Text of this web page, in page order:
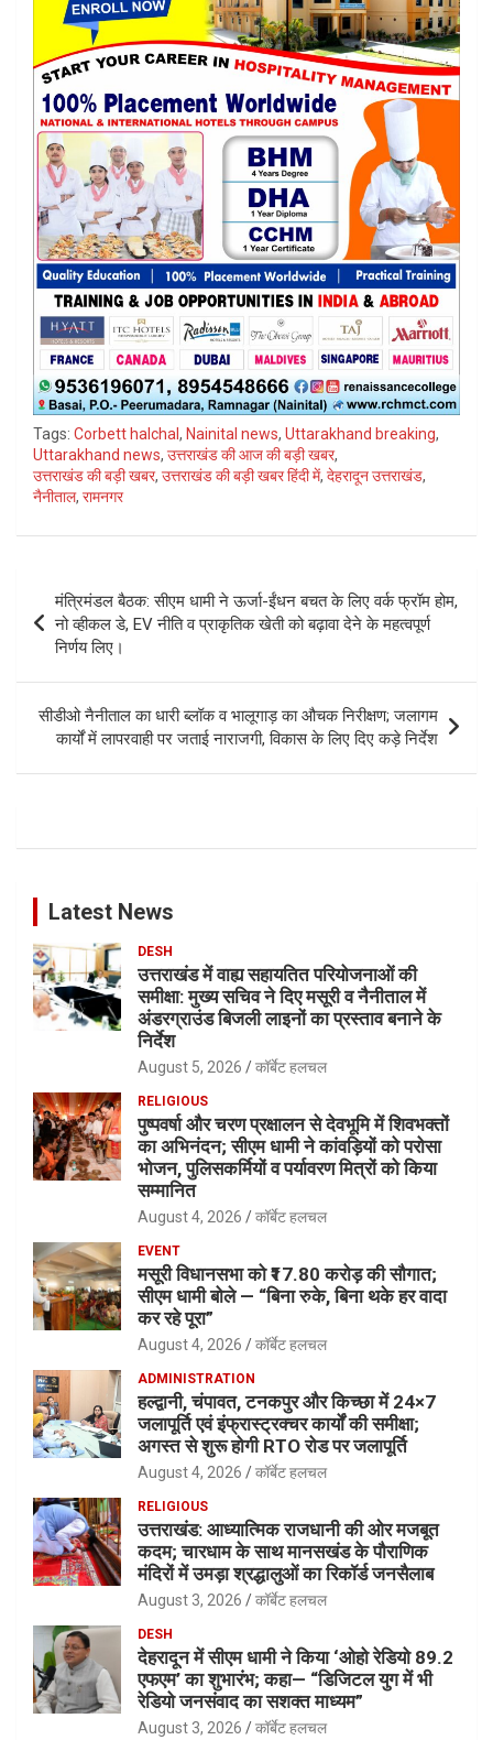
Tags: Corbett halchal, Nainital news, Uttarakhand breaking,
Uttarakhand news, उत्तराखंड की आज की बड़ी खबर,
उत्तराखंड की बड़ी खबर, उत्तराखंड की बड़ी खबर हिंदी में, देहरादून उत्तराखंड,
नैनीताल, रामनगर
navigation
मंत्रिमंडल बैठक: सीएम धामी ने ऊर्जा-ईंधन बचत के लिए वर्क फ्रॉम होम,
नो व्हीकल डे, EV नीति व प्राकृतिक खेती को बढ़ावा देने के महत्वपूर्ण
निर्णय लिए।
सीडीओ नैनीताल का धारी ब्लॉक व भालूगाड़ का औचक निरीक्षण; जलागम
कार्यों में लापरवाही पर जताई नाराजगी, विकास के लिए दिए कड़े निर्देश
Latest News
DESH
उत्तराखंड में वाह्य सहायतित परियोजनाओं की
समीक्षा: मुख्य सचिव ने दिए मसूरी व नैनीताल में
अंडरग्राउंड बिजली लाइनों का प्रस्ताव बनाने के
निर्देश
August 5, 2026 कॉर्बेट हलचल
RELIGIOUS
पुष्पवर्षा और चरण प्रक्षालन से देवभूमि में शिवभक्तों
का अभिनंदन; सीएम धामी ने कांवड़ियों को परोसा
भोजन, पुलिसकर्मियों व पर्यावरण मित्रों को किया
सम्मानित
August 4, 2026 कॉर्बेट हलचल
EVENT
मसूरी विधानसभा को ₹17.80 करोड़ की सौगात;
सीएम धामी बोले — “बिना रुके, बिना थके हर वादा
कर रहे पूरा”
August 4, 2026 कॉर्बेट हलचल
ADMINISTRATION
हल्द्वानी, चंपावत, टनकपुर और किच्छा में 24×7
जलापूर्ति एवं इंफ्रास्ट्रक्चर कार्यों की समीक्षा;
अगस्त से शुरू होगी RTO रोड पर जलापूर्ति
August 4, 2026 कॉर्बेट हलचल
RELIGIOUS
उत्तराखंड: आध्यात्मिक राजधानी की ओर मजबूत
कदम; चारधाम के साथ मानसखंड के पौराणिक
मंदिरों में उमड़ा श्रद्धालुओं का रिकॉर्ड जनसैलाब
August 3, 2026 कॉर्बेट हलचल
DESH
देहरादून में सीएम धामी ने किया ‘ओहो रेडियो 89.2
एफएम’ का शुभारंभ; कहा— “डिजिटल युग में भी
रेडियो जनसंवाद का सशक्त माध्यम”
August 3, 2026 कॉर्बेट हलचल